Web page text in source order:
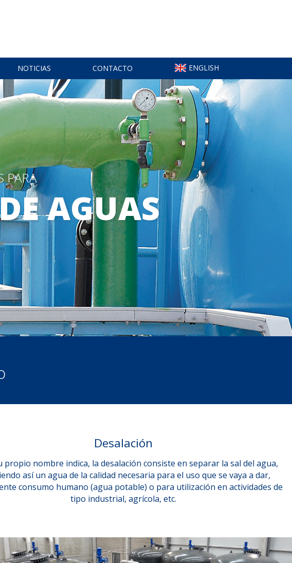
NOTICIAS CONTACTO ENGLISH
PARA
AGUAS
Desalación
propio nombre indica, la desalación consiste en separar la sal del agua,
así un agua de la calidad necesaria para el uso que se vaya a dar,
consumo humano (agua potable) o para utilización en actividades de
tipo industrial, agrícola, etc.